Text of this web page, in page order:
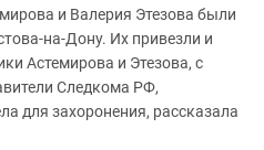
и Валерия Этезова были
на-Дону. Их привезли и
Астемирова и Этезова, с
Следкома РФ,
для захоронения, рассказала